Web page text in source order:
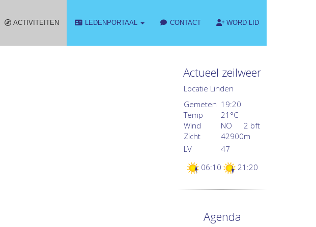
ACTIVITEITEN LEDENPORTAAL CONTACT WORD LID
Actueel zeilweer
Locatie Linden
Gemeten 19:20
Temp
21°C
Wind
NO
2 bft
Zicht
42900m
LV
47
06:10
21:20
Agenda